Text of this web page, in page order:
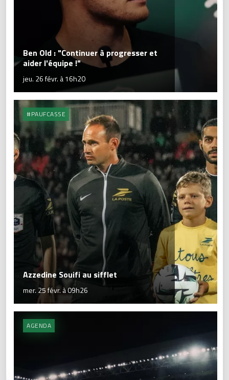
Ben Old : "Continuer à progresser et
aider l'équipe !"
jeu. 26 févr. à 16h20
#PAUFCASSE
Azzedine Souifi au sifflet
mer. 25 févr. à 09h26
AGENDA